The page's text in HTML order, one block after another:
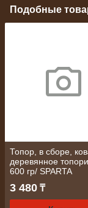
Подобные
Топор, в сборе,
деревянное
600 гр/ SPARTA
3 480 ₸